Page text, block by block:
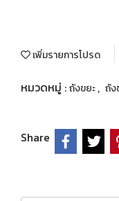
เพิ่มรายการโปรด
หมวดหมู่ :ถังขยะ, ถัง
Share